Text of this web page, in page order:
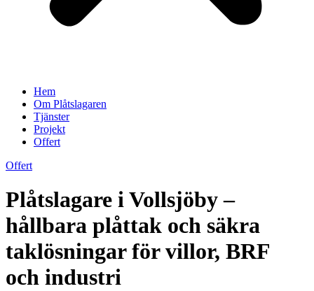
Hem
Om Plåtslagaren
Tjänster
Projekt
Offert
Offert
Plåtslagare i Vollsjöby –
hållbara plåttak och säkra
taklösningar för villor, BRF
och industri